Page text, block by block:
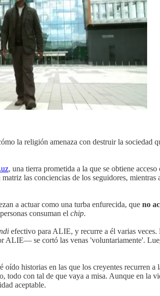
la religión amenaza con destruir la sociedad
, una tierra prometida a la que se obtiene
matriz las conciencias de los seguidores,
a actuar como una turba enfurecida, que no
consuman el chip.
efectivo para ALIE, y recurre a él varias veces.
ALIE— se cortó las venas 'voluntariamente'.
oído historias en las que los creyentes recurren
todo con tal de que vaya a misa. Aunque en la
aceptable.